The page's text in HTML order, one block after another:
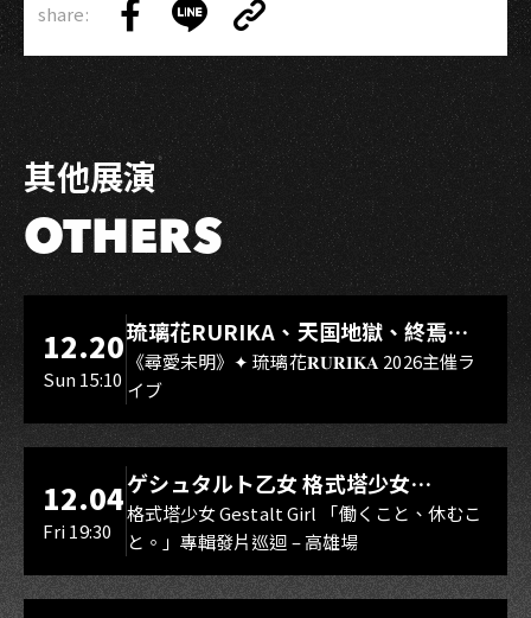
share:
on
Facebook
on
LINE
Link
Copy
Link
其他展演
OTHERS
LIVE WAREHOUSE 小庫
12.20
Sun 15:10
琉璃花RURIKA、天国地獄、終焉
Rebirth、DUALIA、無我夢中、花奏
スマイル（O.A.）
《尋愛未明》✦ 琉璃花𝐑𝐔𝐑𝐈𝐊𝐀 2026主催ラ
イブ
LIVE WAREHOUSE 小庫
12.04
Fri 19:30
ゲシュタルト乙女 格式塔少女
Gestalt Girl
格式塔少女 Gestalt Girl 「働くこと、休むこ
と。」專輯發片巡迴 – 高雄場